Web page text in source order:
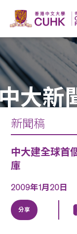
大新
新聞稿
中大建全球首
庫
2009年1月20日
分享